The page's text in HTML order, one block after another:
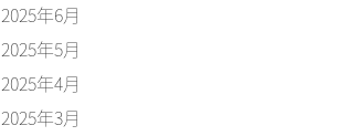
2025年6月
2025年5月
2025年4月
2025年3月